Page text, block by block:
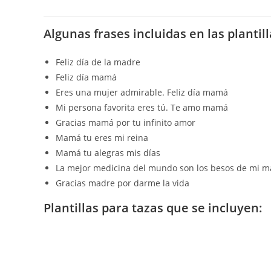
Algunas frases incluidas en las
Feliz día de la madre
Feliz día mamá
Eres una mujer admirable. Feliz día mamá
Mi persona favorita eres tú. Te amo mamá
Gracias mamá por tu infinito amor
Mamá tu eres mi reina
Mamá tu alegras mis días
La mejor medicina del mundo son los besos de mi
Gracias madre por darme la vida
Plantillas para tazas que se incluyen: